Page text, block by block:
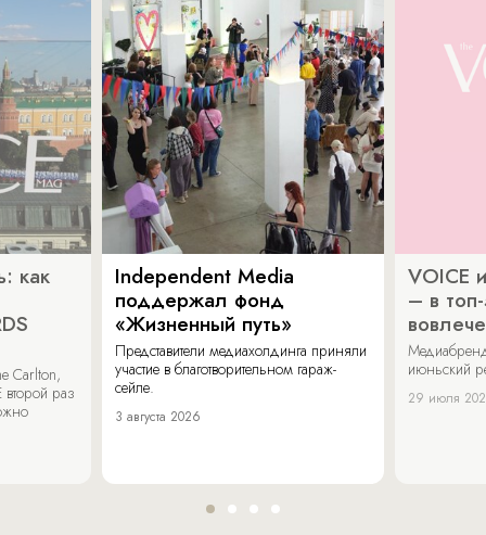
как
Carlton,
раз
Independent Media
поддержал фонд
«Жизненный путь»
Представители медиахолдинга приняли
участие в благотворительном гараж-
сейле.
3 августа 2026
VOICE
– в
июньский
29 июля